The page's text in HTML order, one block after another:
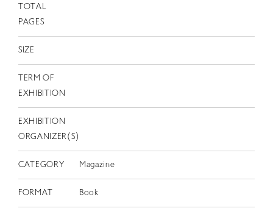
TOTAL
PAGES
SIZE
TERM OF
EXHIBITION
EXHIBITION
ORGANIZER(S)
CATEGORY Magazine
FORMAT Book